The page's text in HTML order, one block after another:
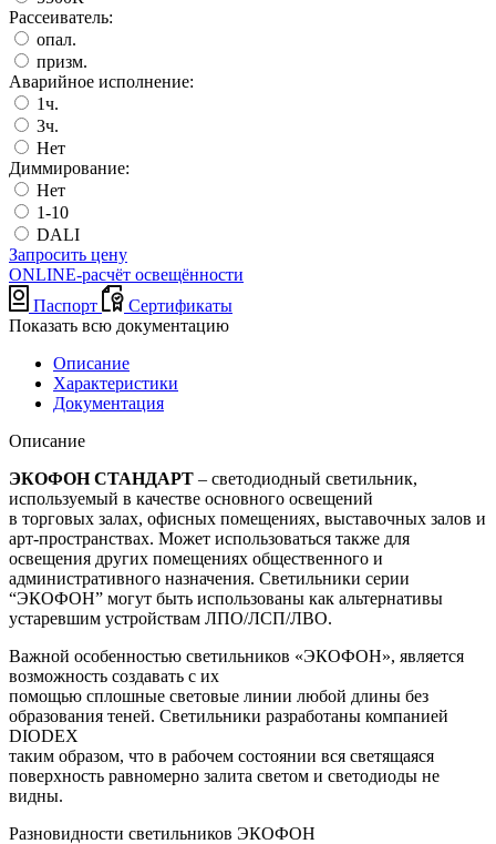
Рассеиватель:
опал.
призм.
Аварийное исполнение:
1ч.
3ч.
Нет
Диммирование:
Нет
1-10
DALI
Запросить цену
ONLINE-расчёт освещённости
Паспорт
Сертификаты
Показать всю документацию
Описание
Характеристики
Документация
Описание
ЭКОФОН СТАНДАРТ – светодиодный светильник,
используемый в качестве основного освещений
в торговых залах, офисных помещениях, выставочных залов и
арт-пространствах. Может использоваться также для
освещения других помещениях общественного и
административного назначения. Светильники серии
“ЭКОФОН” могут быть использованы как альтернативы
устаревшим устройствам ЛПО/ЛСП/ЛВО.
Важной особенностью светильников «ЭКОФОН», является
возможность создавать с их
помощью сплошные световые линии любой длины без
образования теней. Светильники разработаны компанией
DIODEX
таким образом, что в рабочем состоянии вся светящаяся
поверхность равномерно залита светом и светодиоды не
видны.
Разновидности светильников ЭКОФОН